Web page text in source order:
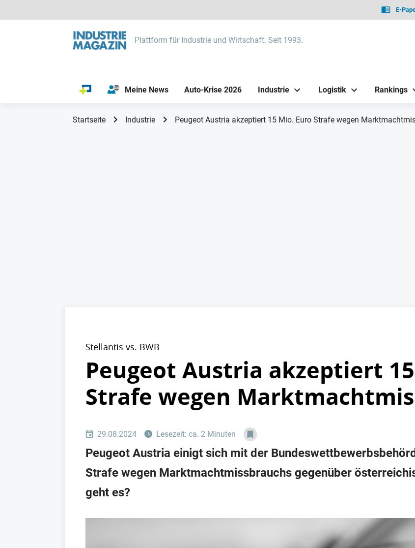
E-
Plattform für Industrie und Wirtschaft. Seit 1993.
Meine News Auto-Krise 2026 Industrie Logistik Rankings
Startseite Industrie Peugeot Austria akzeptiert 15 Mio. Euro Strafe wegen
Stellantis vs. BWB
Peugeot Austria akzeptiert
Strafe wegen
29.08.2024 Lesezeit: ca. 2 Minuten
Peugeot Austria einigt sich mit der
Strafe wegen Marktmachtmissbrauchs gegenüber
geht es?